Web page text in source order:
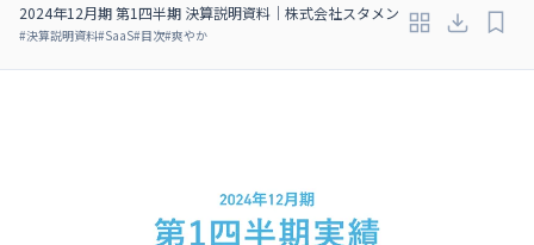
2024年12月期 第1四半期 決算説明資料｜株式会社スタメン
#決算説明資料#SaaS#目次#爽やか